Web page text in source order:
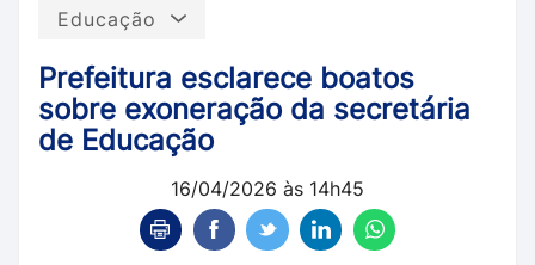
Educação
Prefeitura esclarece boatos
sobre exoneração da secretária
de Educação
16/04/2026 às 14h45